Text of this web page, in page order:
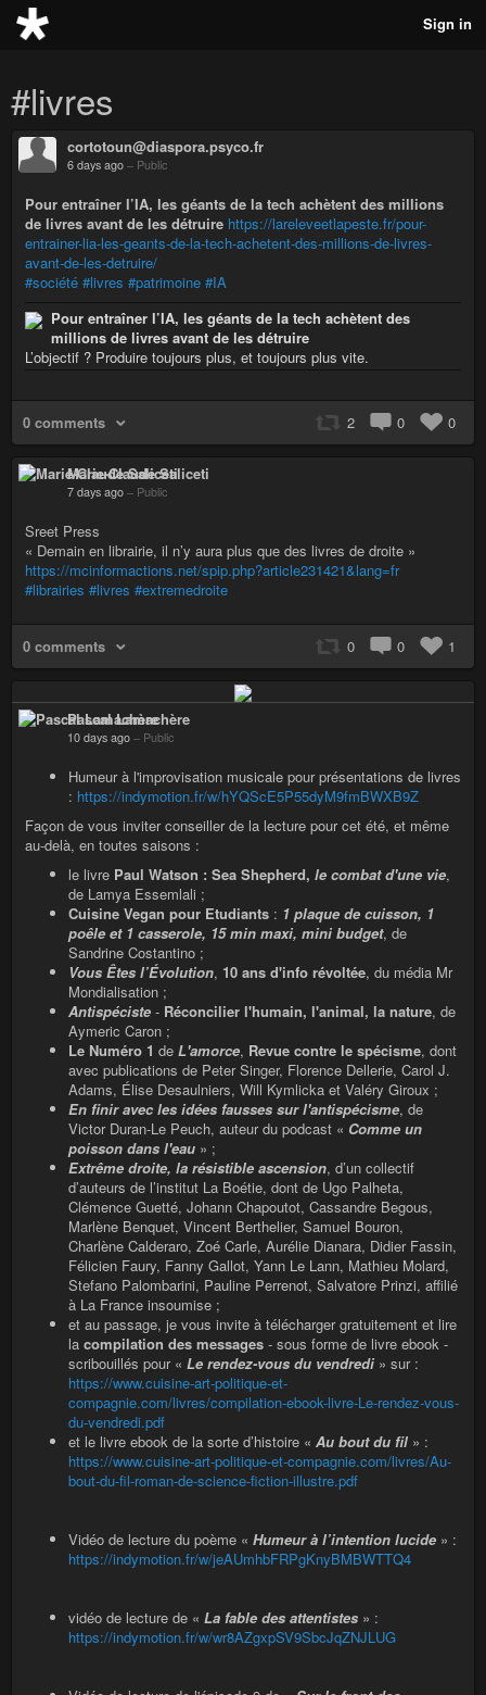
Sign in
#livres
cortotoun@diaspora.psyco.fr
6 days ago – Public
Pour entraîner l’IA, les géants de la tech achètent des millions
de livres avant de les détruire https://lareleveetlapeste.fr/pour-
entrainer-lia-les-geants-de-la-tech-achetent-des-millions-de-livres-
avant-de-les-detruire/
#société #livres #patrimoine #IA
Pour entraîner l’IA, les géants de la tech achètent des
millions de livres avant de les détruire
L’objectif ? Produire toujours plus, et toujours plus vite.
0 comments 2 0 0
Marie-Claude Saliceti
7 days ago – Public
Sreet Press
« Demain en librairie, il n’y aura plus que des livres de droite »
https://mcinformactions.net/spip.php?article231421&lang=fr
#librairies #livres #extremedroite
0 comments 0 0 1
Pascal Lamachère
10 days ago – Public
Humeur à l'improvisation musicale pour présentations de livres
: https://indymotion.fr/w/hYQScE5P55dyM9fmBWXB9Z
Façon de vous inviter conseiller de la lecture pour cet été, et même
au-delà, en toutes saisons :
le livre Paul Watson : Sea Shepherd, le combat d'une vie,
de Lamya Essemlali ;
Cuisine Vegan pour Etudiants : 1 plaque de cuisson, 1
poêle et 1 casserole, 15 min maxi, mini budget, de
Sandrine Costantino ;
Vous Êtes l’Évolution, 10 ans d'info révoltée, du média Mr
Mondialisation ;
Antispéciste - Réconcilier l'humain, l'animal, la nature, de
Aymeric Caron ;
Le Numéro 1 de L'amorce, Revue contre le spécisme, dont
avec publications de Peter Singer, Florence Dellerie, Carol J.
Adams, Élise Desaulniers, Will Kymlicka et Valéry Giroux ;
En finir avec les idées fausses sur l'antispécisme, de
Victor Duran-Le Peuch, auteur du podcast « Comme un
poisson dans l'eau » ;
Extrême droite, la résistible ascension, d’un collectif
d’auteurs de l’institut La Boétie, dont de Ugo Palheta,
Clémence Guetté, Johann Chapoutot, Cassandre Begous,
Marlène Benquet, Vincent Berthelier, Samuel Bouron,
Charlène Calderaro, Zoé Carle, Aurélie Dianara, Didier Fassin,
Félicien Faury, Fanny Gallot, Yann Le Lann, Mathieu Molard,
Stefano Palombarini, Pauline Perrenot, Salvatore Prinzi, affilié
à La France insoumise ;
et au passage, je vous invite à télécharger gratuitement et lire
la compilation des messages - sous forme de livre ebook -
scribouillés pour « Le rendez-vous du vendredi » sur :
https://www.cuisine-art-politique-et-
compagnie.com/livres/compilation-ebook-livre-Le-rendez-vous-
du-vendredi.pdf
et le livre ebook de la sorte d’histoire « Au bout du fil » :
https://www.cuisine-art-politique-et-compagnie.com/livres/Au-
bout-du-fil-roman-de-science-fiction-illustre.pdf
Vidéo de lecture du poème « Humeur à l’intention lucide » :
https://indymotion.fr/w/jeAUmhbFRPgKnyBMBWTTQ4
vidéo de lecture de « La fable des attentistes » :
https://indymotion.fr/w/wr8AZgxpSV9SbcJqZNJLUG